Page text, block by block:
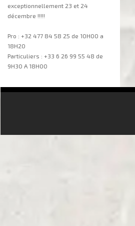
exceptionnellement 23 et 24
décembre !!!!!
Pro : +32 477 84 58 25 de 10H00 a
18H20
Particuliers : +33 6 26 99 55 48 de
9H30 A 18H00